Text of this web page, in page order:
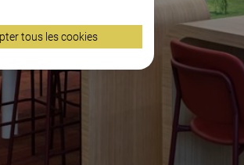
tous les cookies